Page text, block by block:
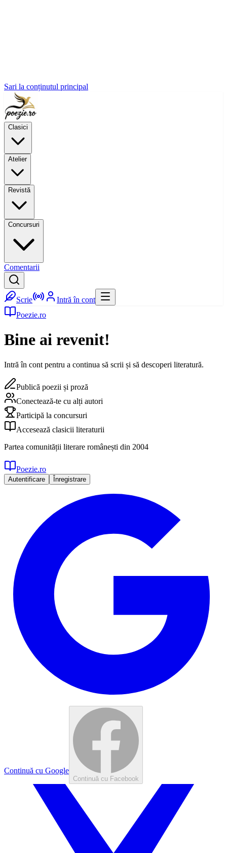
Sari la conținutul principal
Clasici
Atelier
Revistă
Concursuri
Comentarii
Scrie
Intră în cont
Poezie.ro
Bine ai revenit!
Intră în cont pentru a continua să scrii și să descoperi literatură.
Publică poezii și proză
Conectează-te cu alți autori
Participă la concursuri
Accesează clasicii literaturii
Partea comunității literare românești din 2004
Poezie.ro
Autentificare Înregistrare
Continuă cu Google
Continuă cu Facebook